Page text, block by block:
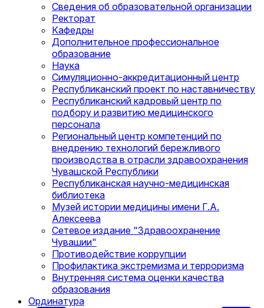
Сведения об образовательной организации
Ректорат
Кафедры
Дополнительное профессиональное
образование
Наука
Симуляционно-аккредитационный центр
Республиканский проект по наставничеству
Республиканский кадровый центр по
подбору и развитию медицинского
персонала
Региональный центр компетенций по
внедрению технологий бережливого
производства в отрасли здравоохранения
Чувашской Республики
Республиканская научно-медицинская
библиотека
Музей истории медицины имени Г.А.
Алексеева
Сетевое издание "Здравоохранение
Чувашии"
Противодействие коррупции
Профилактика экстремизма и терроризма
Внутренняя система оценки качества
образования
Ординатура